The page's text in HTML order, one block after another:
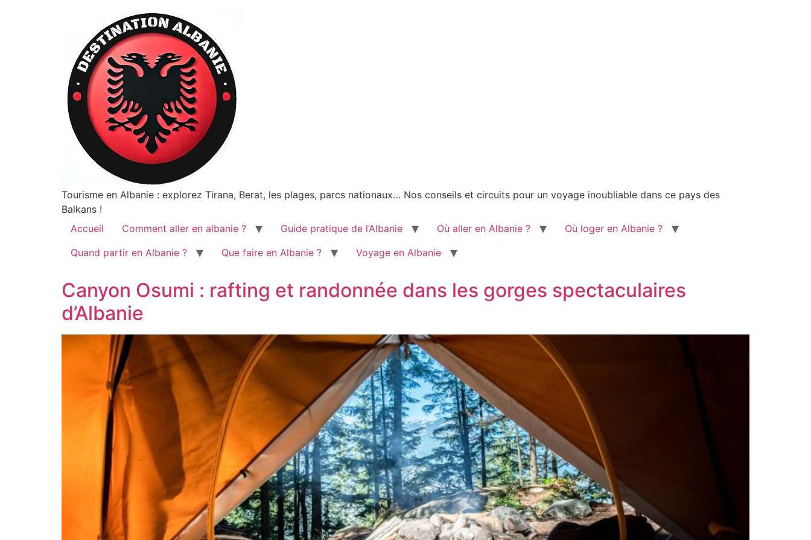
Tourisme en Albanie : explorez Tirana, Berat, les plages, parcs nationaux… Nos conseils et circuits pour un voyage inoubliable dans ce pays des
Balkans !
Accueil
Comment aller en albanie ? Guide pratique de l’Albanie Où aller en Albanie ?
Où loger en Albanie ?
Quand partir en Albanie ?
Que faire en Albanie ? Voyage en Albanie
Canyon Osumi : rafting et randonnée dans les gorges spectaculaires
d’Albanie